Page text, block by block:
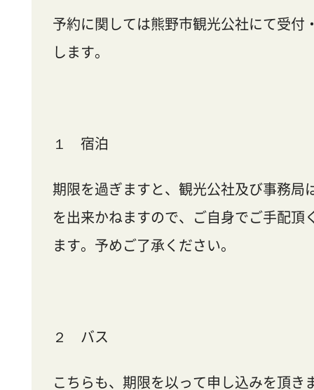
予約に関しては熊野市観光公社にて受付
します。
１ 宿泊
期限を過ぎますと、観光公社及び事務局
を出来かねますので、ご自身でご手配頂
ます。予めご了承ください。
２ バス
こちらも、期限を以って申し込みを頂き